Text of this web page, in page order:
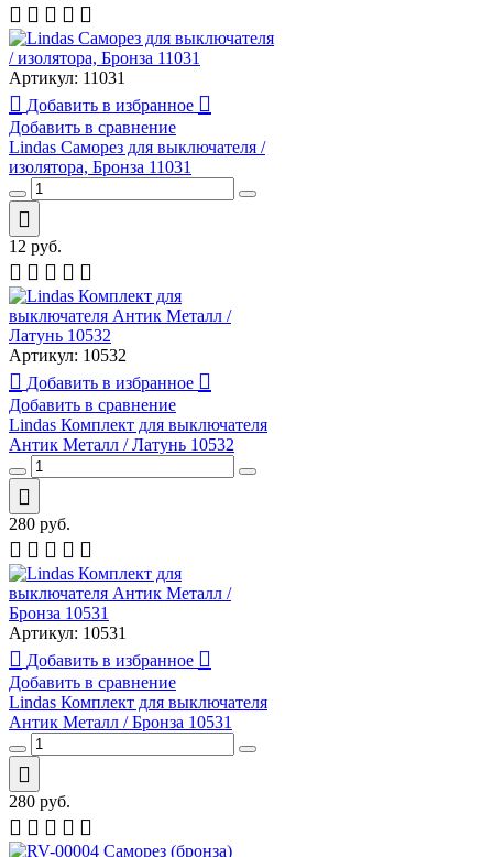
Артикул: 11031
Добавить в избранное
Добавить в сравнение
Lindas Саморез для выключателя /
изолятора, Бронза 11031
12 руб.
Артикул: 10532
Добавить в избранное
Добавить в сравнение
Lindas Комплект для выключателя
Антик Металл / Латунь 10532
280 руб.
Артикул: 10531
Добавить в избранное
Добавить в сравнение
Lindas Комплект для выключателя
Антик Металл / Бронза 10531
280 руб.